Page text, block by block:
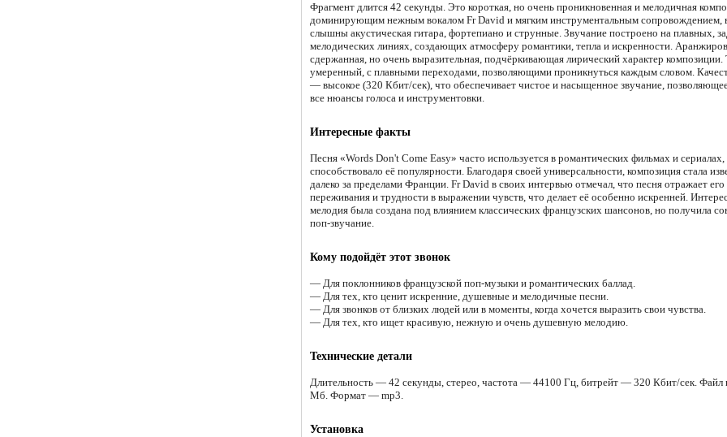
Фрагмент длится 42 секунды. Это короткая, но очень проникновенная и мелодичная
доминирующим нежным вокалом Fr David и мягким инструментальным сопровождением,
слышны акустическая гитара, фортепиано и струнные. Звучание построено на плавных,
мелодических линиях, создающих атмосферу романтики, тепла и искренности.
сдержанная, но очень выразительная, подчёркивающая лирический характер композиции.
умеренный, с плавными переходами, позволяющими проникнуться каждым словом.
— высокое (320 Кбит/сек), что обеспечивает чистое и насыщенное звучание,
все нюансы голоса и инструментовки.
Интересные факты
Песня «Words Don't Come Easy» часто используется в романтических фильмах и сериалах,
способствовало её популярности. Благодаря своей универсальности, композиция стала
далеко за пределами Франции. Fr David в своих интервью отмечал, что песня отражает
переживания и трудности в выражении чувств, что делает её особенно искренней.
мелодия была создана под влиянием классических французских шансонов, но получила
поп-звучание.
Кому подойдёт этот звонок
— Для поклонников французской поп-музыки и романтических баллад.
— Для тех, кто ценит искренние, душевные и мелодичные песни.
— Для звонков от близких людей или в моменты, когда хочется выразить свои чувства.
— Для тех, кто ищет красивую, нежную и очень душевную мелодию.
Технические детали
Длительность — 42 секунды, стерео, частота — 44100 Гц, битрейт — 320 Кбит/сек. Файл
Мб. Формат — mp3.
Установка